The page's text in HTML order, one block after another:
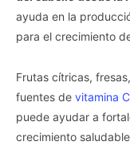
ayuda en la
para el crecimiento
Frutas cítricas,
fuentes de vitamina C
puede ayudar a
crecimiento